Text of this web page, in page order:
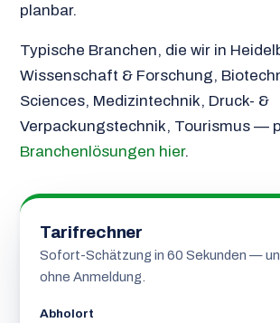
planbar.
Typische Branchen, die wir in
Wissenschaft & Forschung,
Sciences, Medizintechnik, Druck- &
Verpackungstechnik, Tourismus —
Branchenlösungen hier.
Tarifrechner
Sofort-Schätzung in 60 Sekunden —
ohne Anmeldung.
Abholort